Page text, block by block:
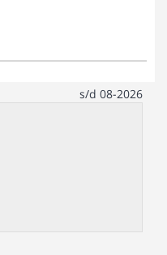
s/d 08-2026